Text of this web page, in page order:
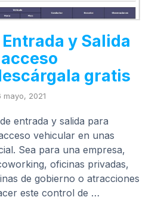
y Salida
gratis
mayo, 2021
entrada y salida para
vehicular en unas
Sea para una empresa,
oficinas privadas,
de gobierno o atracciones
este control de …